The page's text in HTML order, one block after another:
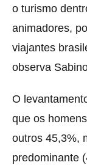
o turismo
animadores,
viajantes
observa
O
que os
outros 45,3%,
predominante